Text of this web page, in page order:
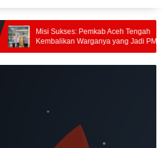
Sukses: Pemkab Aceh Tengah
Warganya yang Jadi PMI
di Malaysia